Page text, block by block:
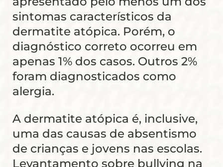
sintomas característicos da
dermatite atópica. Porém, o
diagnóstico correto ocorreu em
apenas 1% dos casos. Outros 2%
foram diagnosticados como
alergia.
A dermatite atópica é, inclusive,
uma das causas de absentismo
de crianças e jovens nas escolas.
Levantamento sobre bullying na